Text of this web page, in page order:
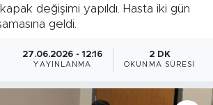
değişimi yapıldı. Hasta iki gün
geldi.
27.06.2026 - 12:16
YAYINLANMA
2 DK
OKUNMA SÜRESI
Haberleri